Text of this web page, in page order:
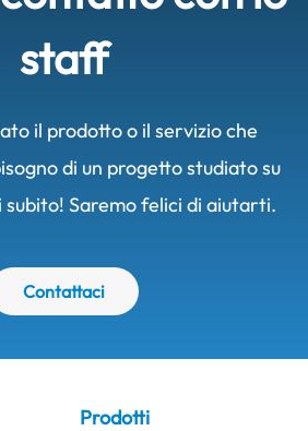
staff
il prodotto o il servizio che
di un progetto studiato su
Saremo felici di aiutarti.
Contattaci
Prodotti